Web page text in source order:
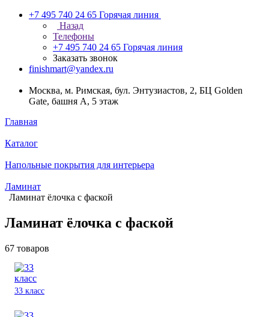
+7 495 740 24 65 Горячая линия
Назад
Телефоны
+7 495 740 24 65 Горячая линия
Заказать звонок
finishmart@yandex.ru
Москва, м. Римская, бул. Энтузиастов, 2, БЦ Golden
Gate, башня А, 5 этаж
Главная
Каталог
Напольные покрытия для интерьера
Ламинат
Ламинат ёлочка с фаской
Ламинат ёлочка с фаской
67 товаров
33 класс